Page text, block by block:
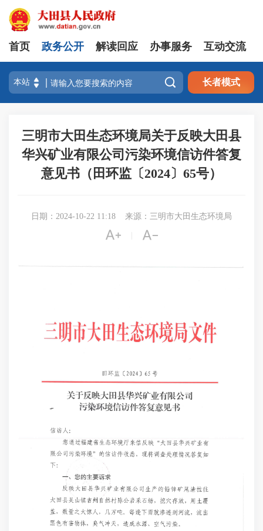
首页 政务公开 解读回应 办事服务 互动交流
 长者模式
三明市大田生态环境局关于反映大田县
华兴矿业有限公司污染环境信访件答复
意见书（田环监〔2024〕65号）
日期：2024-10-22 11:18 来源：三明市大田生态环境局
 